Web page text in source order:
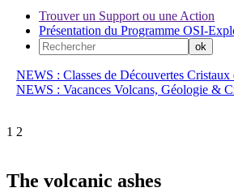
Trouver un Support ou une Action
Présentation du Programme OSI-
NEWS : Classes de Découvertes Cristaux
NEWS : Vacances Volcans, Géologie &
1 2
The volcanic ashes